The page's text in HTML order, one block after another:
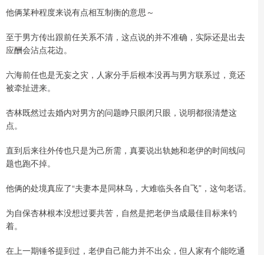
他俩某种程度来说有点相互制衡的意思～
至于男方传出跟前任关系不清，这点说的并不准确，实际还是出去
应酬会沾点花边。
六海前任也是无妄之灾，人家分手后根本没再与男方联系过，竟还
被牵扯进来。
杏林既然过去婚内对男方的问题睁只眼闭只眼，说明都很清楚这
点。
直到后来往外传也只是为己所需，真要说出轨她和老伊的时间线问
题也跑不掉。
他俩的处境真应了“夫妻本是同林鸟，大难临头各自飞”，这句老话。
为自保杏林根本没想过要共苦，自然是把老伊当成最佳目标来钓
着。
在上一期锤爷提到过，老伊自己能力并不出众，但人家有个能吃通